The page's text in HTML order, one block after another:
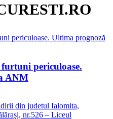
periculoase.
ANM